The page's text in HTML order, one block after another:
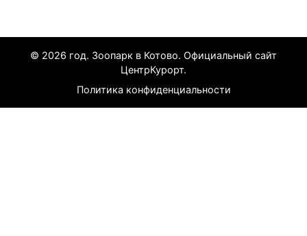
© 2026 год. Зоопарк в Котово. Официальный сайт
ЦентрКурорт.
Политика конфиденциальности